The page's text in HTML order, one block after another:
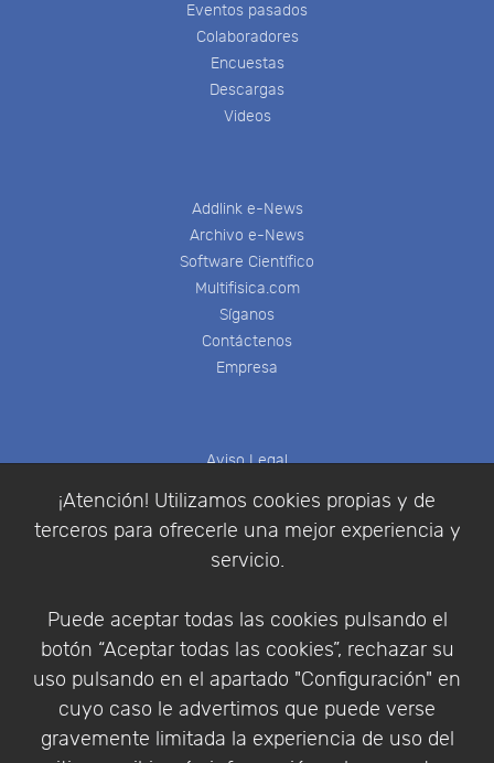
¡Atención! Utilizamos cookies propias y de
terceros para ofrecerle una mejor experiencia y
servicio.
Puede aceptar todas las cookies pulsando el
botón “Aceptar todas las cookies”, rechazar su
uso pulsando en el apartado "Configuración" en
cuyo caso le advertimos que puede verse
gravemente limitada la experiencia de uso del
Eventos pasados
Colaboradores
Encuestas
Descargas
Videos
Addlink e-News
Archivo e-News
Software Científico
Multifisica.com
Síganos
Contáctenos
Empresa
Aviso Legal
Condiciones de compra
Identificarse
Empresa|Aviso Legal| Política de Privacidad |